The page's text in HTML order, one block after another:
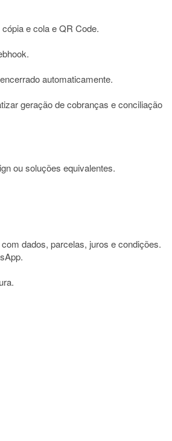
e cola e QR Code.
automaticamente.
geração de cobranças e conciliação
ou soluções equivalentes.
dados, parcelas, juros e condições.